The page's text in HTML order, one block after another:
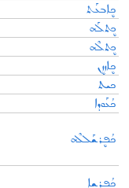
ܟܷܐܒܥܰܬ
ܟܷܬܠܰܗ
ܟܷܬܠܶܗ
ܟܷܐܙܙܷܢ
ܟܝܬ
ܟܳܥܰܘܕܐ
ܟܳܦܷܪܫܰܠܠܶܗ
ܟܳܦܷܪܫܐ